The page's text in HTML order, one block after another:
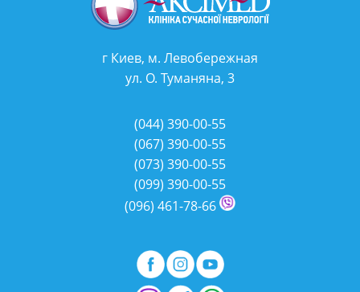
г Киев, м. Левобережная
ул. О. Туманяна, 3
(044) 390-00-55
(067) 390-00-55
(073) 390-00-55
(099) 390-00-55
(096) 461-78-66